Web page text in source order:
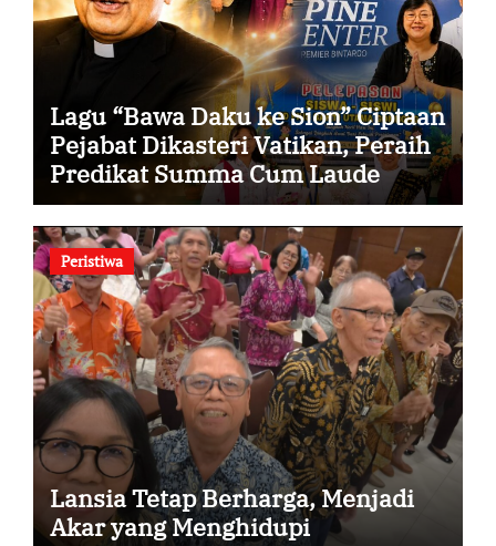
Lagu “Bawa Daku ke Sion” Ciptaan
Pejabat Dikasteri Vatikan, Peraih
Predikat Summa Cum Laude
Peristiwa
Lansia Tetap Berharga, Menjadi
Akar yang Menghidupi